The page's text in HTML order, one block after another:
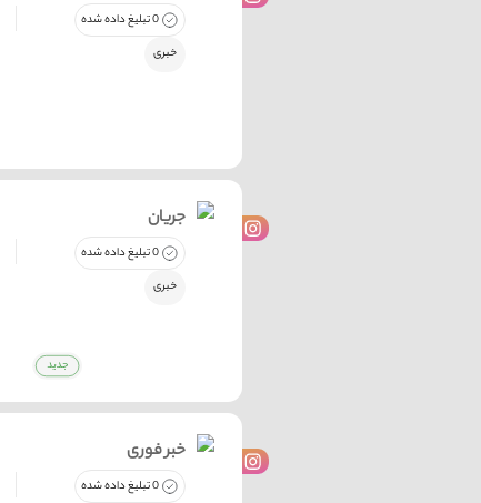
0 تبلیغ داده شده
خبری
جریان
0 تبلیغ داده شده
خبری
خبر فوری
0 تبلیغ داده شده